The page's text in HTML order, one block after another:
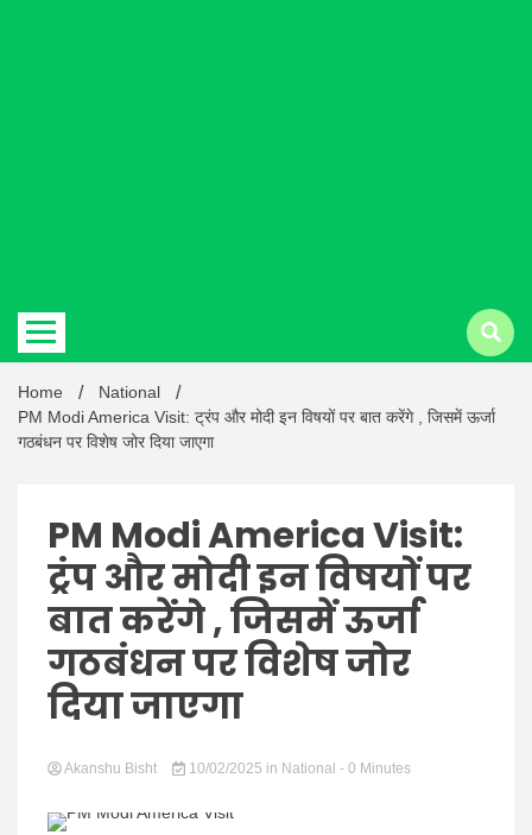
Latest
Hindi
News
Home
National
PM Modi America Visit: ट्रंप और मोदी इन विषयों पर बात करेंगे , जिसमें ऊर्जा
गठबंधन पर विशेष जोर दिया जाएगा
PM Modi America Visit:
ट्रंप और मोदी इन विषयों पर
बात करेंगे , जिसमें ऊर्जा
गठबंधन पर विशेष जोर
दिया जाएगा
Akanshu Bisht 10/02/2025 in National - 0 Minutes